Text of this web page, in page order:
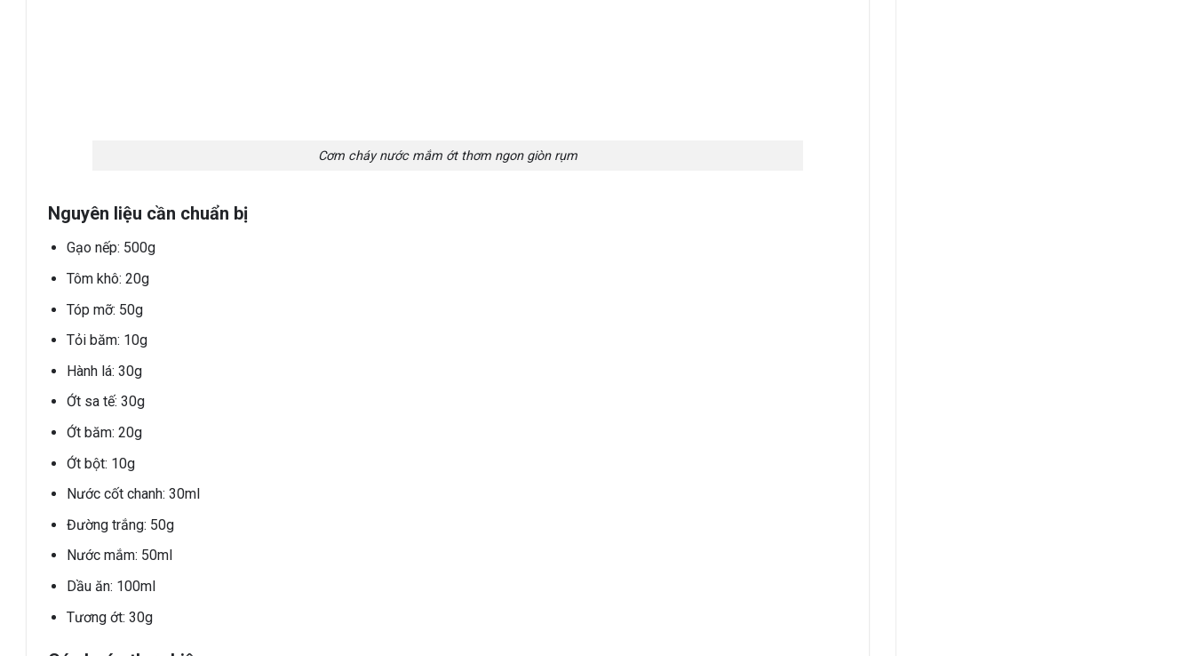
Cơm cháy nước mắm ớt thơm ngon giòn rụm
Nguyên liệu cần chuẩn bị
Gạo nếp: 500g
Tôm khô: 20g
Tóp mỡ: 50g
Tỏi băm: 10g
Hành lá: 30g
Ớt sa tế: 30g
Ớt băm: 20g
Ớt bột: 10g
Nước cốt chanh: 30ml
Đường trắng: 50g
Nước mắm: 50ml
Dầu ăn: 100ml
Tương ớt: 30g